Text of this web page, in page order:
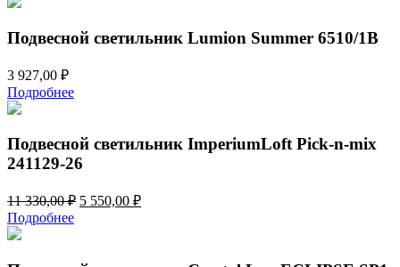
Подвесной светильник Lumion Summer 6510/1B
3 927,00 ₽
Подробнее
Подвесной светильник ImperiumLoft Pick-n-mix
241129-26
11 330,00₽ Первоначальная
330,00 ₽.
5 550,00 ₽Текущая
Подробнее